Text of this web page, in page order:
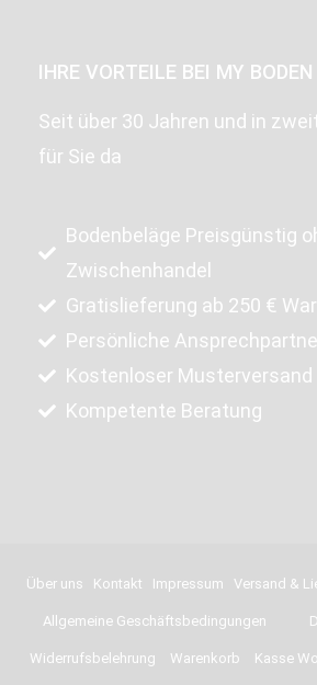
IHRE VORTEILE BEI MY
Seit über 30 Jahren und in
für Sie da
Bodenbeläge Preisgünstig
Zwischenhandel
Gratislieferung ab 250 €
Persönliche
Kostenloser Musterversand
Kompetente Beratung
Über uns Kontakt Impressum Versand &
Allgemeine Geschäftsbedingungen
Widerrufsbelehrung Warenkorb Kasse